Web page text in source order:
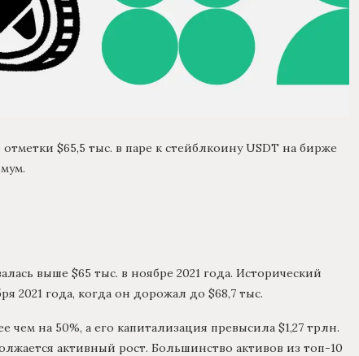
$65,5 тыс. в паре к стейблкоину USDT на бирже
выше $65 тыс. в ноябре 2021 года. Исторический
2021 года, когда он дорожал до $68,7 тыс.
на 50%, а его капитализация превысила $1,27 трлн.
активный рост. Большинство активов из топ-10